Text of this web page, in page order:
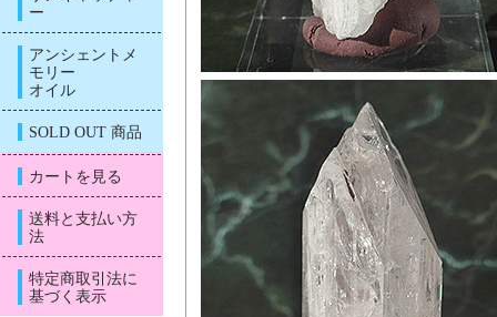
ー
アンシェントメ
モリー
オイル
SOLD OUT 商品
カートを見る
送料と支払い方
法
特定商取引法に
基づく表示